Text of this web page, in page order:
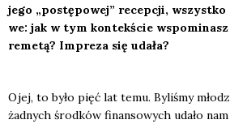
jego „postę­po­wej” recep­cji,
we: jak w tym kon­tek­ście
re­me­tą? Impre­za się uda­ła?
Ojej, to było pięć lat temu. Byli­śmy
żad­nych środ­ków finan­so­wych uda­ło